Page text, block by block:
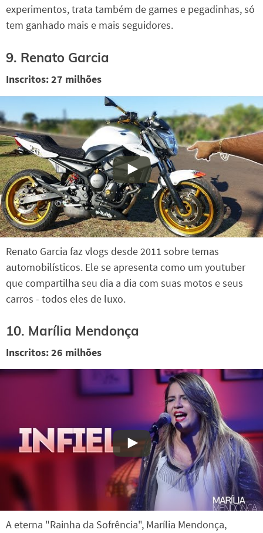
experimentos, trata também de games e pegadinhas, só
tem ganhado mais e mais seguidores.
9. Renato Garcia
Inscritos: 27 milhões
Renato Garcia faz vlogs desde 2011 sobre temas
automobilísticos. Ele se apresenta como um youtuber
que compartilha seu dia a dia com suas motos e seus
carros - todos eles de luxo.
10. Marília Mendonça
Inscritos: 26 milhões
A eterna "Rainha da Sofrência", Marília Mendonça,